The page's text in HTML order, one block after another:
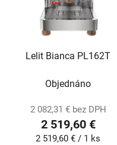
Lelit Bianca PL162T
Objednáno
2 082,31 € bez DPH
2 519,60 €
Jednotková
2 519,60 € / 1 ks